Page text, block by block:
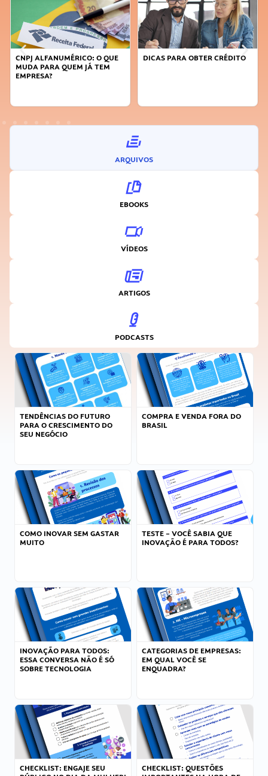
DICAS PARA OBTER CRÉDITO
FAÇA A DIFERENÇA: SEJA
ARQUIVOS
EBOOKS
VÍDEOS
ARTIGOS
PODCASTS
TENDÊNCIAS DO FUTURO
PARA O CRESCIMENTO DO
SEU NEGÓCIO
COMPRA E VENDA FORA DO
BRASIL
COMO INOVAR SEM GASTAR
MUITO
TESTE – VOCÊ SABIA QUE
INOVAÇÃO É PARA TODOS?
INOVAÇÃO PARA TODOS:
ESSA CONVERSA NÃO É SÓ
SOBRE TECNOLOGIA
CATEGORIAS DE EMPRESAS:
EM QUAL VOCÊ SE
ENQUADRA?
CHECKLIST: ENGAJE SEU
CHECKLIST: QUESTÕES